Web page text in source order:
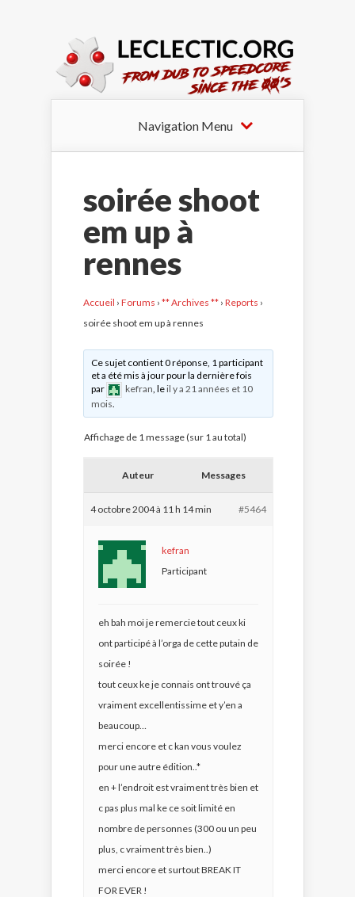
Navigation Menu
soirée shoot
em up à
rennes
Accueil › Forums › ** Archives ** › Reports ›
soirée shoot em up à rennes
Ce sujet contient 0 réponse, 1 participant
et a été mis à jour pour la dernière fois
par
kefran , leil y a 21 années et 10
mois
Affichage de 1 message (sur 1 au total)
Auteur Messages
4 octobre 2004 à 11 h 14 min #5464
kefran
Participant
eh bah moi je remercie tout ceux ki
ont participé à l’orga de cette putain de
soirée !
tout ceux ke je connais ont trouvé ça
vraiment excellentissime et y’en a
beaucoup…
merci encore et c kan vous voulez
pour une autre édition..*
en + l’endroit est vraiment très bien et
c pas plus mal ke ce soit limité en
nombre de personnes (300 ou un peu
plus, c vraiment très bien..)
merci encore et surtout BREAK IT
FOR EVER !